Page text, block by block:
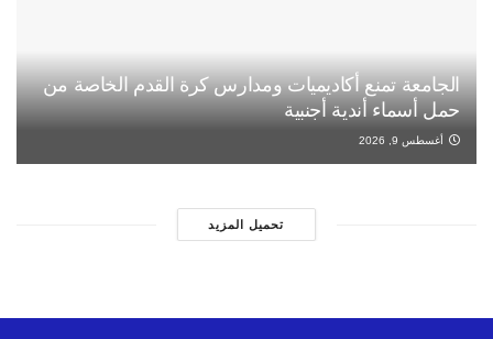
الجامعة تمنع أكاديميات ومدارس كرة القدم الخاصة من
حمل أسماء أندية أجنبية
أغسطس 9, 2026
تحميل المزيد